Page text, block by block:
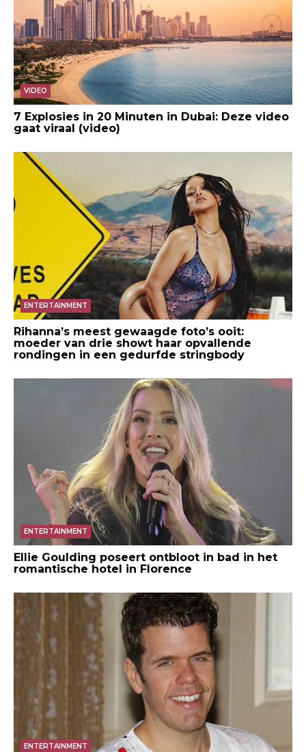
VIDEO
7 Explosies in 20 Minuten in Dubai: Deze video
gaat viraal (video)
ENTERTAINMENT
Rihanna’s meest gewaagde foto’s ooit:
moeder van drie showt haar opvallende
rondingen in een gedurfde stringbody
ENTERTAINMENT
Ellie Goulding poseert ontbloot in bad in het
romantische hotel in Florence
ENTERTAINMENT